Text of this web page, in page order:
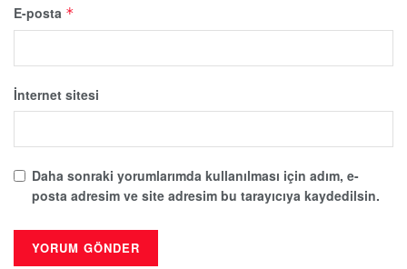
E-posta *
İnternet sitesi
Daha sonraki yorumlarımda kullanılması için adım, e-
posta adresim ve site adresim bu tarayıcıya kaydedilsin.